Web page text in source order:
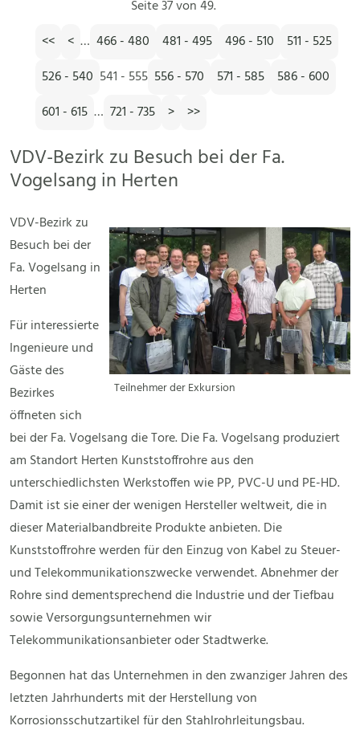
Seite 37 von 49.
<<
< … 466 - 480 481 - 495 496 - 510
511 - 525
526 - 540 541 - 555 556 - 570 571 - 585
586 - 600
601 - 615 … 721 - 735 > >>
VDV-Bezirk zu Besuch bei der Fa.
Vogelsang in Herten
Teilnehmer der Exkursion
VDV-Bezirk zu
Besuch bei der
Fa. Vogelsang in
Herten
Für interessierte
Ingenieure und
Gäste des
Bezirkes
öffneten sich
bei der Fa. Vogelsang die Tore. Die Fa. Vogelsang produziert
am Standort Herten Kunststoffrohre aus den
unterschiedlichsten Werkstoffen wie PP, PVC-U und PE-HD.
Damit ist sie einer der wenigen Hersteller weltweit, die in
dieser Materialbandbreite Produkte anbieten. Die
Kunststoffrohre werden für den Einzug von Kabel zu Steuer-
und Telekommunikationszwecke verwendet. Abnehmer der
Rohre sind dementsprechend die Industrie und der Tiefbau
sowie Versorgungsunternehmen wir
Telekommunikationsanbieter oder Stadtwerke.
Begonnen hat das Unternehmen in den zwanziger Jahren des
letzten Jahrhunderts mit der Herstellung von
Korrosionsschutzartikel für den Stahlrohrleitungsbau.